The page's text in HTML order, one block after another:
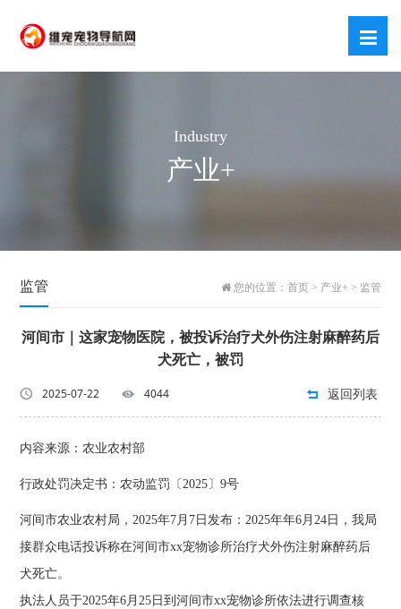
Industry
产业+
监管 您的位置： 首页> 产业+ > 监管
河间市｜这家宠物医院，被投诉治疗犬外伤注射麻醉药后
犬死亡，被罚
2025-07-22 4044 返回列表
内容来源：农业农村部
行政处罚决定书：农动监罚〔2025〕9号
河间市农业农村局，2025年7月7日发布：2025年年6月24日，我局
接群众电话投诉称在河间市xx宠物诊所治疗犬外伤注射麻醉药后
犬死亡。
执法人员于2025年6月25日到河间市xx宠物诊所依法进行调查核